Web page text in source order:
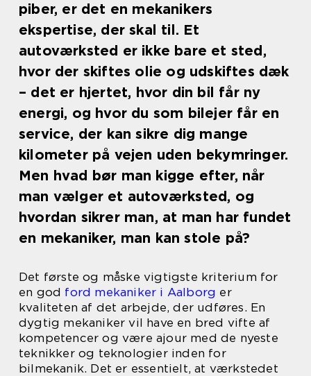
piber, er det en mekanikers
ekspertise, der skal til. Et
autoværksted er ikke bare et sted,
hvor der skiftes olie og udskiftes dæk
– det er hjertet, hvor din bil får ny
energi, og hvor du som bilejer får en
service, der kan sikre dig mange
kilometer på vejen uden bekymringer.
Men hvad bør man kigge efter, når
man vælger et autoværksted, og
hvordan sikrer man, at man har fundet
en mekaniker, man kan stole på?
Det første og måske vigtigste kriterium for
en god ford mekaniker i Aalborg er
kvaliteten af det arbejde, der udføres. En
dygtig mekaniker vil have en bred vifte af
kompetencer og være ajour med de nyeste
teknikker og teknologier inden for
bilmekanik. Det er essentielt, at værkstedet